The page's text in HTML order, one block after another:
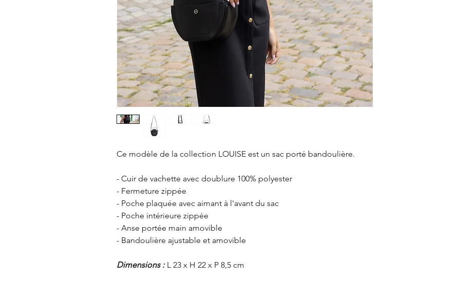
Ce modèle de la collection LOUISE est un sac porté bandoulière.
- Cuir de vachette avec doublure 100% polyester
- Fermeture zippée
- Poche plaquée avec aimant à l'avant du sac
- Poche intérieure zippée
- Anse portée main amovible
- Bandoulière ajustable et amovible
Dimensions :L 23 x H 22 x P 8,5 cm